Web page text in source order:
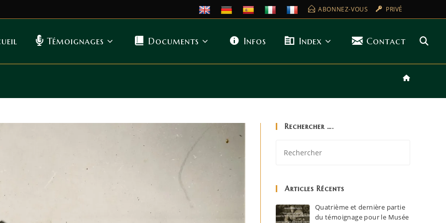
ABONNEZ-VOUS PRIVÉ
Témoignages Documents Infos Index Contact
Rechercher ….
Articles Récents
Quatrième et dernière partie
du témoignage pour le Musée